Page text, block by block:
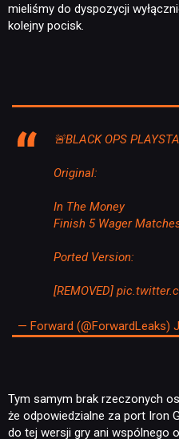
NEWSY
mieliśmy do dyspozycji
kolejny pocisk.
🚨BLACK OPS
Original:
In The Money
Finish 5 Wager
Ported Version:
[REMOVED]
— Forward (@ForwardLeaks)
Tym samym brak rzeczonych
że odpowiedzialne za port Iron
do tej wersji gry ani wspólnego